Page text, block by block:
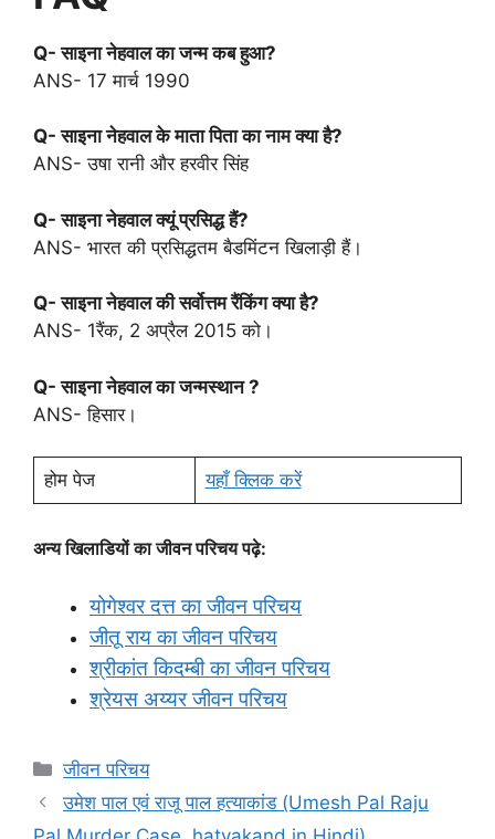
Q- साइना नेहवाल का जन्म कब हुआ?
ANS- 17 मार्च 1990
Q- साइना नेहवाल के माता पिता का नाम क्या है?
ANS- उषा रानी और हरवीर सिंह
Q- साइना नेहवाल क्यूं प्रसिद्ध हैं?
ANS- भारत की प्रसिद्धतम बैडमिंटन खिलाड़ी हैं।
Q- साइना नेहवाल की सर्वोत्तम रैंकिंग क्या है?
ANS- 1रैंक, 2 अप्रैल 2015 को।
Q- साइना नेहवाल का जन्मस्थान ?
ANS- हिसार।
होम पेज यहाँ क्लिक करें
अन्य खिलाडियों का जीवन परिचय पढ़े:
योगेश्वर दत्त का जीवन परिचय
जीतू राय का जीवन परिचय
श्रीकांत किदम्बी का जीवन परिचय
श्रेयस अय्यर जीवन परिचय
Categories
जीवन परिचय
उमेश पाल एवं राजू पाल हत्याकांड (Umesh Pal Raju